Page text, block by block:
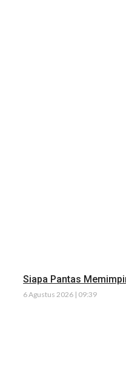
Siapa Pantas
6 Agustus 2026 | 09:39